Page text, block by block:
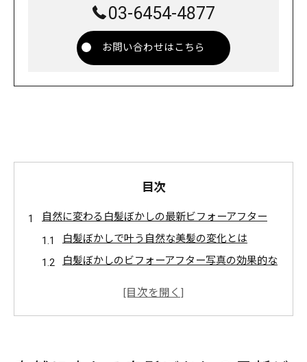
03-6454-4877
お問い合わせはこちら
目次
自然に変わる白髪ぼかしの最新ビフォーアフター
白髪ぼかしで叶う自然な美髪の変化とは
白髪ぼかしのビフォーアフター写真の効果的な
自然に見せる白髪ぼかしの最新技術を解説